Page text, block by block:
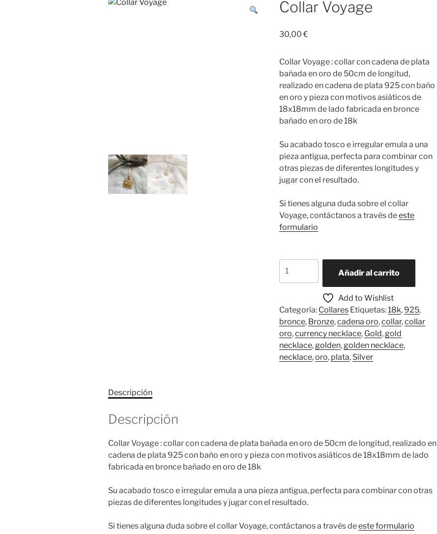
Collar Voyage
30,00€
Collar Voyage : collar con cadena de plata
bañada en oro de 50cm de longitud,
realizado en cadena de plata 925 con baño
en oro y pieza con motivos asiáticos de
18x18mm de lado fabricada en bronce
bañado en oro de 18k
Su acabado tosco e irregular emula a una
pieza antigua, perfecta para combinar con
otras piezas de diferentes longitudes y
jugar con el resultado.
Si tienes alguna duda sobre el collar
Voyage, contáctanos a través deeste
formulario
Voyage
Añadir al carrito
Add to Wishlist
Categoría: Collares Etiquetas:18k, 925,
bronce, Bronze,cadena oro,collar,collar
oro,currency necklace, Gold, gold
necklace, golden, golden necklace,
necklace,oro, plata, Silver
Descripción
Descripción
Collar Voyage : collar con cadena de plata bañada en oro de 50cm de longitud, realizado en
cadena de plata 925 con baño en oro y pieza con motivos asiáticos de 18x18mm de lado
fabricada en bronce bañado en oro de 18k
Su acabado tosco e irregular emula a una pieza antigua, perfecta para combinar con otras
piezas de diferentes longitudes y jugar con el resultado.
Si tienes alguna duda sobre el collar Voyage, contáctanos a través deeste formulario